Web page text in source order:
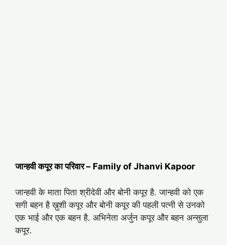
जान्हवी कपूर का परिवार – Family of Jhanvi Kapoor
जान्हवी के माता पिता श्रीदेवी और बोनी कपूर है. जान्हवी को एक
सगी बहन है ख़ुशी कपूर और बोनी कपूर की पहली पत्नी से उनको
एक भाई और एक बहन है. अभिनेता अर्जुन कपूर और बहन अन्सुला
कपूर.